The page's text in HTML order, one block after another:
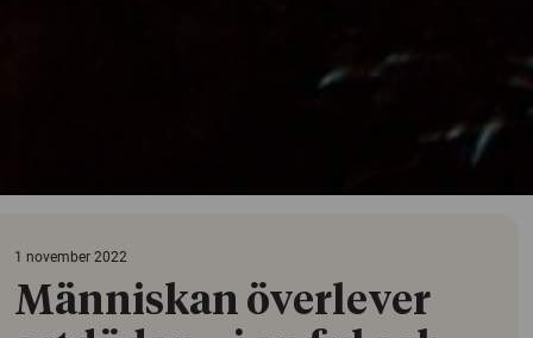
1 november 2022
Människan överlever